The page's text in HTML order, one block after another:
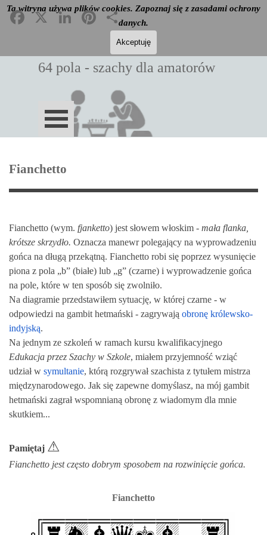
Ta witryna używa plików cookies. Zapoznaj się z zasadami ochrony
danych.
Akceptuję
Przejdź do treści
Pomiń menu
Gens una sumus
64 pola - szachy dla amatorów
Szukaj
Fianchetto
Fianchetto (wym. fjanketto) jest słowem włoskim - mała flanka,
krótsze skrzydło. Oznacza manewr polegający na wyprowadzeniu
gońca na długą przekątną. Fianchetto robi się poprzez wysunięcie
piona z pola „b” (białe) lub „g” (czarne) i wyprowadzenie gońca
na pole, które w ten sposób się zwolniło.
Na diagramie przedstawiłem sytuację, w której czarne - w
odpowiedzi na gambit hetmański - zagrywają obronę królewsko-
indyjską.
Na jednym ze szkoleń w ramach kursu kwalifikacyjnego
Edukacja przez Szachy w Szkole, miałem przyjemność wziąć
udział w symultanie, którą rozgrywał szachista z tytułem mistrza
międzynarodowego. Jak się zapewne domyślasz, na mój gambit
hetmański zagrał wspomnianą obronę z wiadomym dla mnie
skutkiem...
Pamiętaj ⚠
Fianchetto jest często dobrym sposobem na rozwinięcie gońca.
Fianchetto
Facebook
X LinkedInPinterestPodziel
się